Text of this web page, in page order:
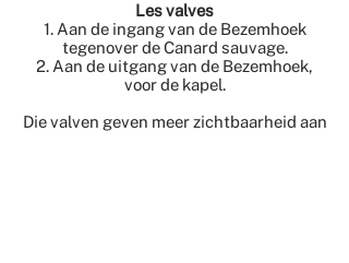
Les valves
1. Aan de ingang van de Bezemhoek
tegenover de Canard sauvage.
2. Aan de uitgang van de Bezemhoek,
voor de kapel.
Die valven geven meer zichtbaarheid aan